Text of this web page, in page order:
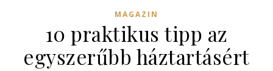
MAGAZIN
10 praktikus tipp az
egyszerűbb háztartásért